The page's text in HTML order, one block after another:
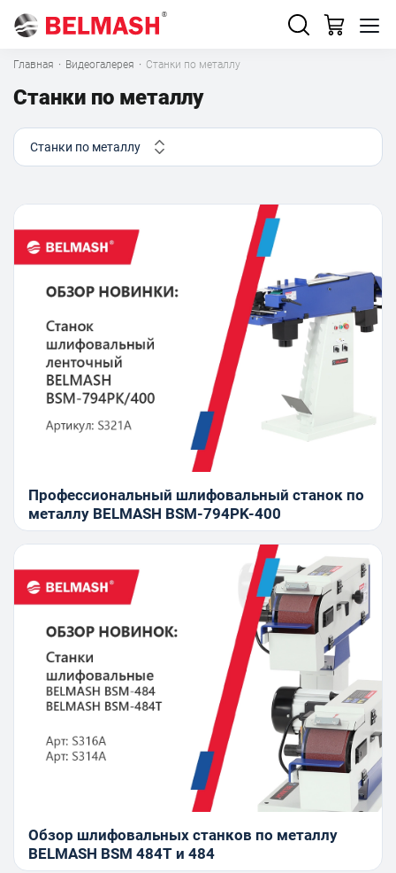
Главная · Видеогалерея · Станки по металлу
Станки по металлу
Станки по металлу
Профессиональный шлифовальный станок по
металлу BELMASH BSM-794PK-400
Обзор шлифовальных станков по металлу
BELMASH BSM 484T и 484